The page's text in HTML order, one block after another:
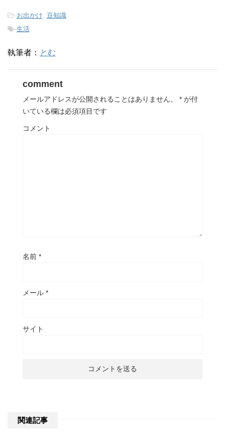
-お出かけ, 豆知識
-生活
執筆者： とむ
comment
メールアドレスが公開されることはありません。 * が付
いている欄は必須項目です
コメント
名前 *
メール *
サイト
関連記事